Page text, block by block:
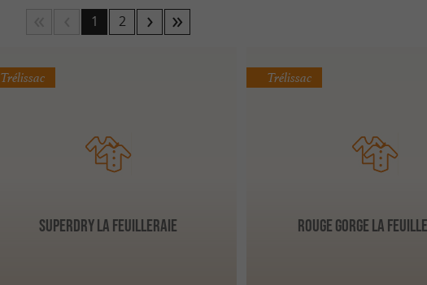
1 2
Superdry La Feuilleraie
Trélissac
Rouge Gorge La
Trélissac